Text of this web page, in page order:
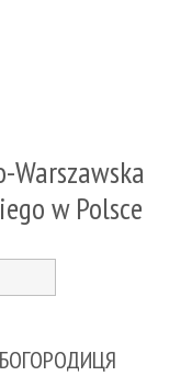
Warszawska
w Polsce